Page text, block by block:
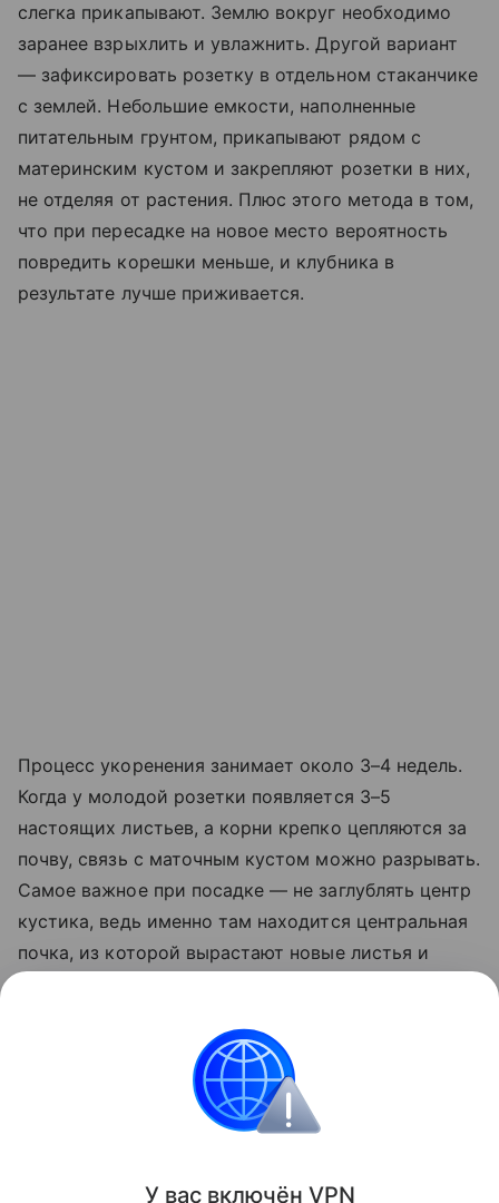
слегка прикапывают. Землю вокруг необходимо
заранее взрыхлить и увлажнить. Другой вариант
— зафиксировать розетку в отдельном стаканчике
с землей. Небольшие емкости, наполненные
питательным грунтом, прикапывают рядом с
материнским кустом и закрепляют розетки в них,
не отделяя от растения. Плюс этого метода в том,
что при пересадке на новое место вероятность
повредить корешки меньше, и клубника в
результате лучше приживается.
Процесс укоренения занимает около 3–4 недель.
Когда у молодой розетки появляется 3–5
настоящих листьев, а корни крепко цепляются за
почву, связь с маточным кустом можно разрывать.
Самое важное при посадке — не заглублять центр
кустика, ведь именно там находится центральная
почка, из которой вырастают новые листья и
почвой — растение сгниет, если оставить
слишком высоко — вымерзнет зимой.
У вас включён VPN